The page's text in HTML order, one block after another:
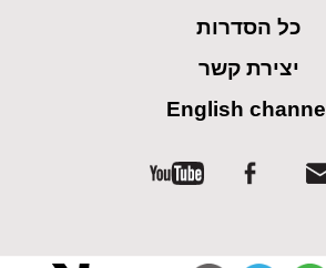
כל הסדרות
יצירת קשר
English channel